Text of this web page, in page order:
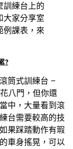
訓練台上的
大家分享室
例課表，來
?
筒式訓練台 –
八門，但你還
中，大量看到滾
台需要較高的技
如果踩踏動作有瑕
車身搖晃，可以